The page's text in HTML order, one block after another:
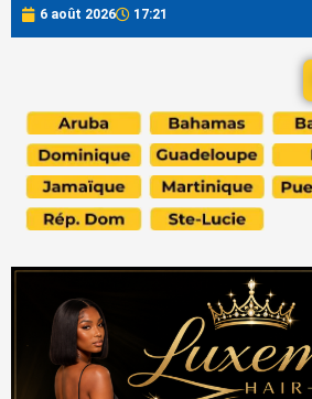
6 août 2026 17:21